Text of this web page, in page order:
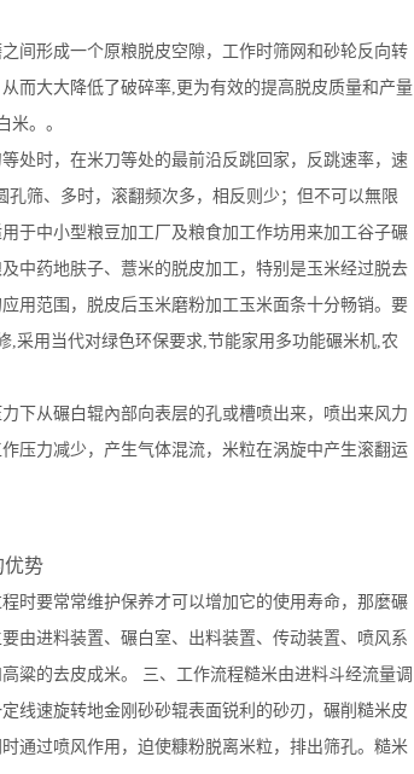
形成一个原粮脱皮空隙，工作时筛网和砂轮反向转
而大大降低了破碎率,更为有效的提高脱皮质量和产量
米。。
时，在米刀等处的最前沿反跳回家，反跳速率，速
筛、多时，滚翻频次多，相反则少；但不可以無限
于中小型粮豆加工厂及粮食加工作坊用来加工谷子碾
中药地肤子、薏米的脱皮加工，特别是玉米经过脱去
用范围，脱皮后玉米磨粉加工玉米面条十分畅销。要
采用当代对绿色环保要求,节能家用多功能碾米机,农
从碾白辊內部向表层的孔或槽喷出来，喷出来风力
压力减少，产生气体混流，米粒在涡旋中产生滚翻运
势
要常常维护保养才可以增加它的使用寿命，那麼碾
由进料装置、碾白室、出料装置、传动装置、喷风系
粱的去皮成米。 三、工作流程糙米由进料斗经流量调
线速旋转地金刚砂砂辊表面锐利的砂刃，碾削糙米皮
通过喷风作用，迫使糠粉脱离米粒，排出筛孔。糙米